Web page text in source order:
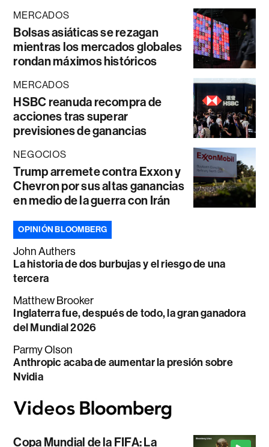
MERCADOS
Bolsas asiáticas se rezagan
mientras los mercados globales
rondan máximos históricos
MERCADOS
HSBC reanuda recompra de
acciones tras superar
previsiones de ganancias
NEGOCIOS
Trump arremete contra Exxon y
Chevron por sus altas ganancias
en medio de la guerra con Irán
OPINIÓN BLOOMBERG
John Authers
La historia de dos burbujas y el riesgo de una
tercera
Matthew Brooker
Inglaterra fue, después de todo, la gran ganadora
del Mundial 2026
Parmy Olson
Anthropic acaba de aumentar la presión sobre
Nvidia
Copa Mundial de la FIFA: La